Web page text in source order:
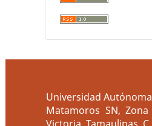
Universidad
Matamoros SN,